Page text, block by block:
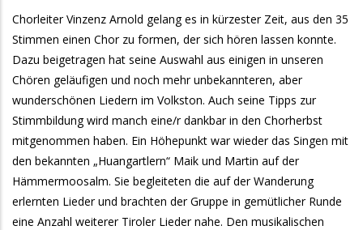
Chorleiter Vinzenz Arnold gelang es in kürzester Zeit, aus den 35
Stimmen einen Chor zu formen, der sich hören lassen konnte.
Dazu beigetragen hat seine Auswahl aus einigen in unseren
Chören geläufigen und noch mehr unbekannteren, aber
wunderschönen Liedern im Volkston. Auch seine Tipps zur
Stimmbildung wird manch eine/r dankbar in den Chorherbst
mitgenommen haben. Ein Höhepunkt war wieder das Singen mit
den bekannten „Huangartlern“ Maik und Martin auf der
Hämmermoosalm. Sie begleiteten die auf der Wanderung
erlernten Lieder und brachten der Gruppe in gemütlicher Runde
eine Anzahl weiterer Tiroler Lieder nahe. Den musikalischen